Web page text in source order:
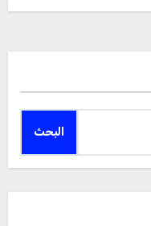
البحث